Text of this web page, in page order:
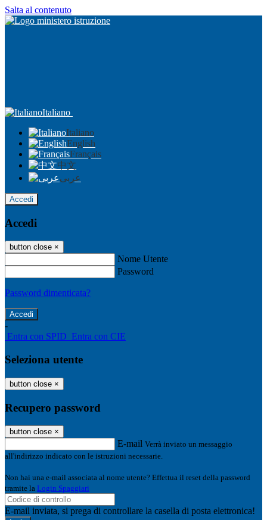
Salta al contenuto
Italiano
Italiano
English
Français
中文
عربى
Accedi
Accedi
button close ×
Nome Utente
Password
Password dimenticata?
-
Entra con SPID Entra con CIE
Seleziona utente
button close ×
Recupero password
button close ×
E-mail Verrà inviato un messaggio
all'indirizzo indicato con le istruzioni necessarie.
Non hai una e-mail associata al nome utente? Effettua il reset della password
tramite la Login Spaggiari
E-mail inviata, si prega di controllare la casella di posta elettronica!